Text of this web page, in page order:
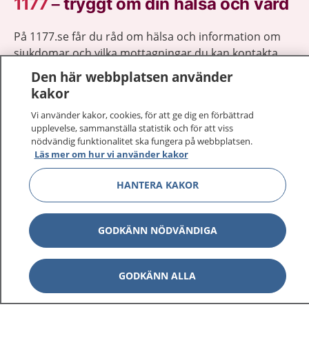
På 1177.se får du råd om hälsa och information om
sjukdomar och vilka mottagningar du kan kontakta.
Logga in för att läsa din journal och göra dina
vårdärenden. Ring telefonnummer 1177 för
sjukvårdsrådgivning dygnet runt.
1177 ger dig råd när du vill må bättre.
1177 på flera språk Visa
Om 1177 Visa
Kontakt Visa
Den här webbplatsen använder
kakor
Vi använder kakor, cookies, för att ge dig en förbättrad
upplevelse, sammanställa statistik och för att viss
nödvändig funktionalitet ska fungera på webbplatsen.
Läs mer om hur vi använder kakor
HANTERA KAKOR
GODKÄNN NÖDVÄNDIGA
GODKÄNN ALLA